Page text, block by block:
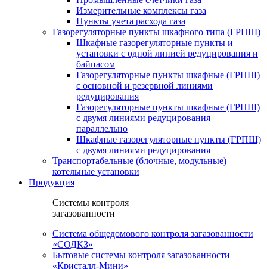
Измерительные комплексы газа
Пункты учета расхода газа
Газорегуляторные пункты шкафного типа (ГРПШ)
Шкафные газорегуляторные пункты и
установки c одной линией редуцирования и
байпасом
Газорегуляторные пункты шкафные (ГРПШ)
с основной и резервной линиями
редуцирования
Газорегуляторные пункты шкафные (ГРПШ)
с двумя линиями редуцирования
параллельно
Шкафные газорегуляторные пункты (ГРПШ)
c двумя линиями редуцирования
Транспортабельные (блочные, модульные)
котельные установки
Продукция
Системы контроля
загазованности
Система общедомового контроля загазованности
«СОДКЗ»
Бытовые системы контроля загазованности
«Кристалл-Мини»